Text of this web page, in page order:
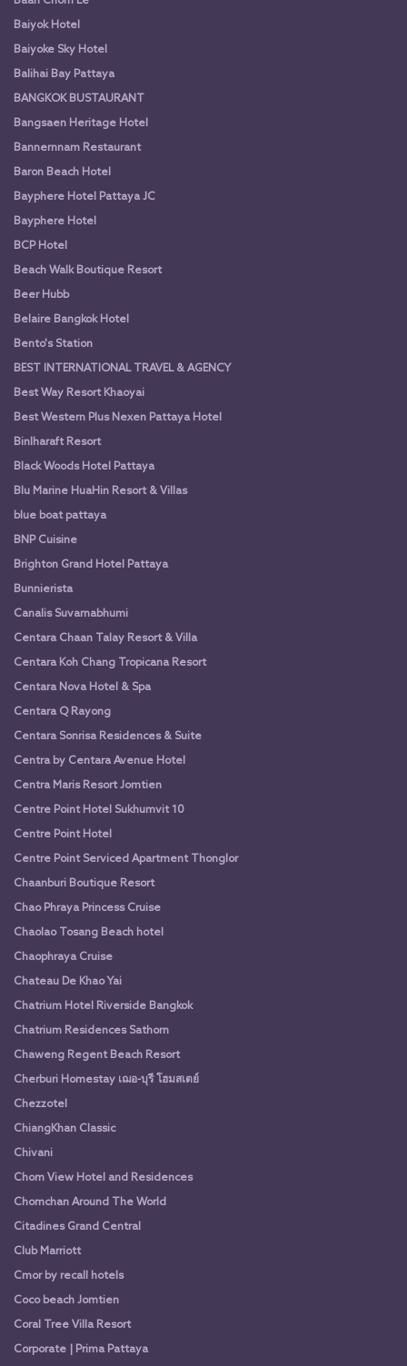
Baiyok Hotel
Baiyoke Sky Hotel
Balihai Bay Pattaya
BANGKOK BUSTAURANT
Bangsaen Heritage Hotel
Bannernnam Restaurant
Baron Beach Hotel
Bayphere Hotel Pattaya JC
Bayphere Hotel
BCP Hotel
Beach Walk Boutique Resort
Beer Hubb
Belaire Bangkok Hotel
Bento's Station
BEST INTERNATIONAL TRAVEL & AGENCY
Best Way Resort Khaoyai
Best Western Plus Nexen Pattaya Hotel
Binlharaft Resort
Black Woods Hotel Pattaya
Blu Marine HuaHin Resort & Villas
blue boat pattaya
BNP Cuisine
Brighton Grand Hotel Pattaya
Bunnierista
Canalis Suvarnabhumi
Centara Chaan Talay Resort & Villa
Centara Koh Chang Tropicana Resort
Centara Nova Hotel & Spa
Centara Q Rayong
Centara Sonrisa Residences & Suite
Centra by Centara Avenue Hotel
Centra Maris Resort Jomtien
Centre Point Hotel Sukhumvit 10
Centre Point Hotel
Centre Point Serviced Apartment Thonglor
Chaanburi Boutique Resort
Chao Phraya Princess Cruise
Chaolao Tosang Beach hotel
Chaophraya Cruise
Chateau De Khao Yai
Chatrium Hotel Riverside Bangkok
Chatrium Residences Sathorn
Chaweng Regent Beach Resort
Cherburi Homestay เฌอ-บุรี โฮมสเตย์
Chezzotel
ChiangKhan Classic
Chivani
Chom View Hotel and Residences
Chomchan Around The World
Citadines Grand Central
Club Marriott
Cmor by recall hotels
Coco beach Jomtien
Coral Tree Villa Resort
Corporate | Prima Pattaya